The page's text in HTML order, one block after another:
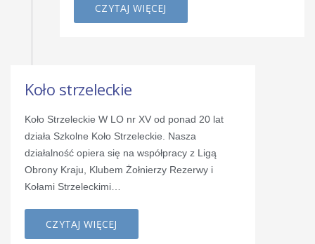
CZYTAJ WIĘCEJ
Koło strzeleckie
Koło Strzeleckie W LO nr XV od ponad 20 lat
działa Szkolne Koło Strzeleckie. Nasza
działalność opiera się na współpracy z Ligą
Obrony Kraju, Klubem Żołnierzy Rezerwy i
Kołami Strzeleckimi…
CZYTAJ WIĘCEJ